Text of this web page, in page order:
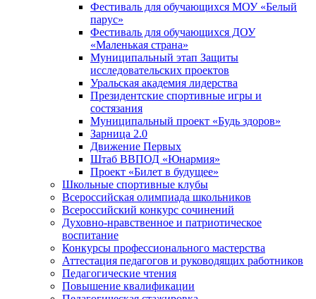
Фестиваль для обучающихся МОУ «Белый
парус»
Фестиваль для обучающихся ДОУ
«Маленькая страна»
Муниципальный этап Защиты
исследовательских проектов
Уральская академия лидерства
Президентские спортивные игры и
состязания
Муниципальный проект «Будь здоров»
Зарница 2.0
Движение Первых
Штаб ВВПОД «Юнармия»
Проект «Билет в будущее»
Школьные спортивные клубы
Всероссийская олимпиада школьников
Всероссийский конкурс сочинений
Духовно-нравственное и патриотическое
воспитание
Конкурсы профессионального мастерства
Аттестация педагогов и руководящих работников
Педагогические чтения
Повышение квалификации